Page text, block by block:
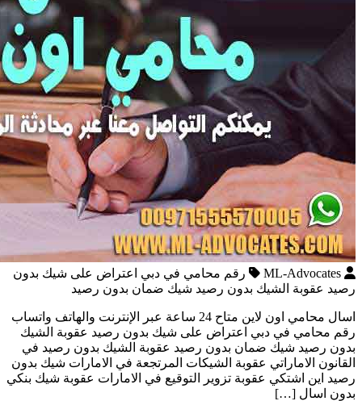
ML-Advocates
رقم محامي في دبي اعتراض على شيك بدون
رصيد عقوبة الشيك بدون رصيد شيك ضمان بدون رصيد
اسال محامي اون لاين متاح 24 ساعة عبر الإنترنت والهاتف واتساب
رقم محامي في دبي اعتراض على شيك بدون رصيد عقوبة الشيك
بدون رصيد شيك ضمان بدون رصيد عقوبة الشيك بدون رصيد في
القانون الاماراتي عقوبة الشيكات المرتجعة في الامارات شيك بدون
رصيد اين اشتكي عقوبة تزوير التوقيع في الامارات عقوبة شيك بنكي
بدون اسال […]